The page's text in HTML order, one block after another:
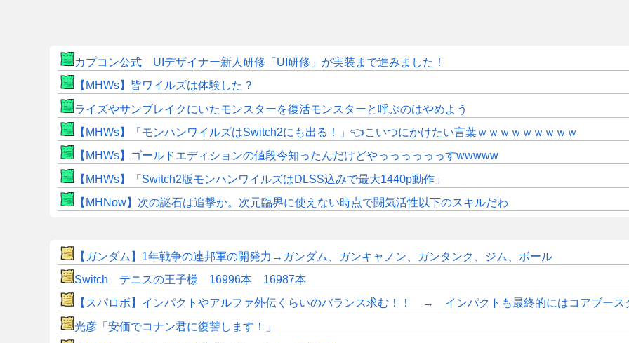
カプコン公式 UIデザイナー新人研修「UI研修」が実装まで進みました！
【MHWs】皆ワイルズは体験した？
ライズやサンブレイクにいたモンスターを復活モンスターと呼ぶのはやめよう
【MHWs】「モンハンワイルズはSwitch2にも出る！」👈こいつにかけたい言葉ｗｗｗｗｗｗｗｗｗ
【MHWs】ゴールドエディションの値段今知ったんだけどやっっっっっっすwwwww
【MHWs】「Switch2版モンハンワイルズはDLSS込みで最大1440p動作」
【MHNow】次の謎石は追撃か。次元臨界に使えない時点で闘気活性以下のスキルだわ
【ガンダム】1年戦争の連邦軍の開発力→ガンダム、ガンキャノン、ガンタンク、ジム、ボール
Switch テニスの王子様 16996本 16987本
【スパロボ】インパクトやアルファ外伝くらいのバランス求む！！ → インパクトも最終的にはコアブース
光彦「安価でコナン君に復讐します！」